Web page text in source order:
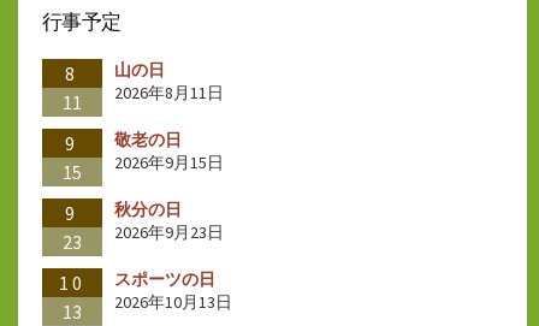
行事予定
8
11
山の日
2026年8月11日
9
15
敬老の日
2026年9月15日
9
23
秋分の日
2026年9月23日
10
13
スポーツの日
2026年10月13日